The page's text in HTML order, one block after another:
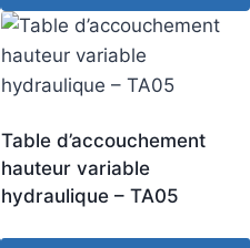
Table d’accouchement
hauteur variable
hydraulique – TA05